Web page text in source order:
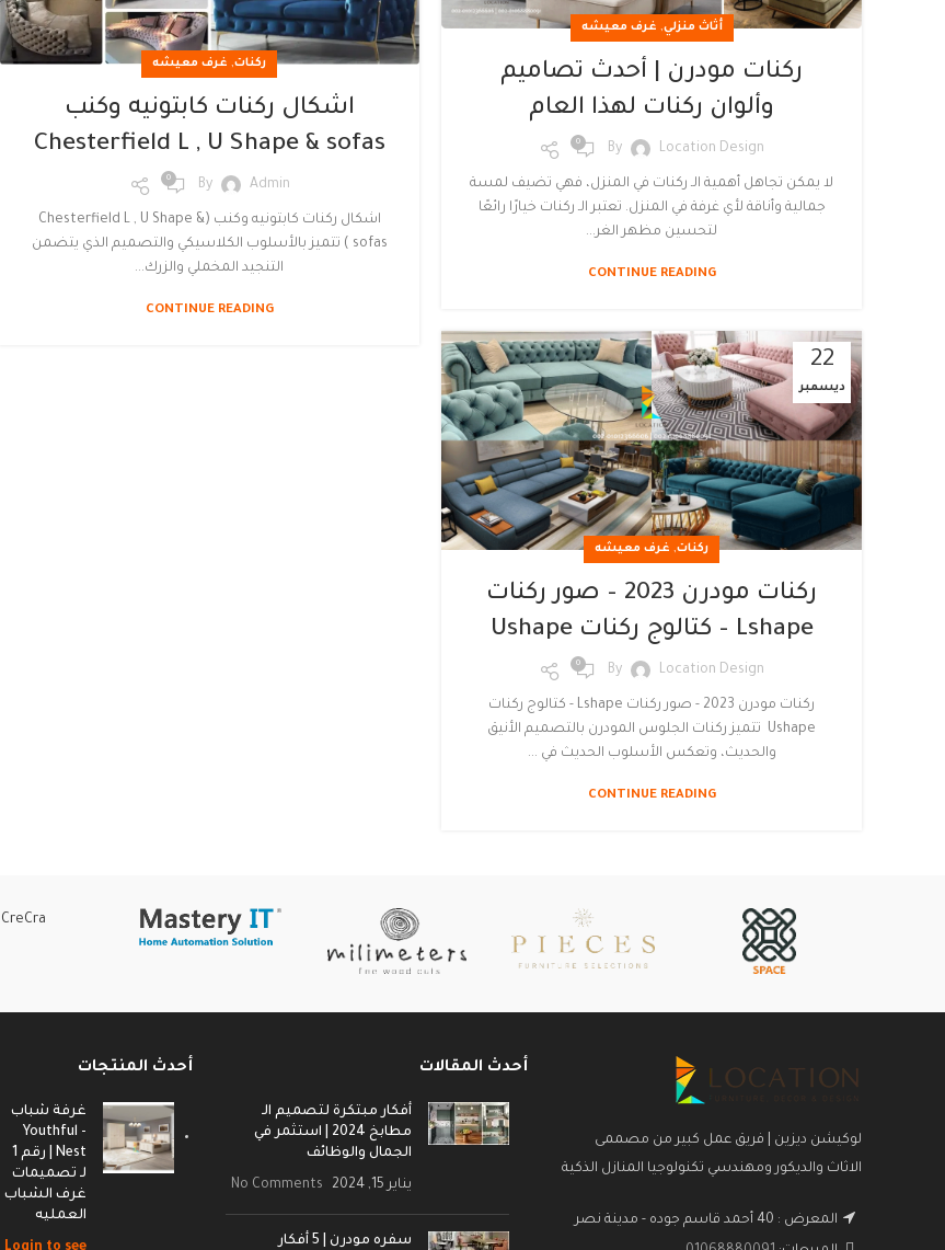
أثاث منزلي, غرف معيشه
ركنات مودرن | أحدث تصاميم
وألوان ركنات لهذا العام
By Location Design
0
لا يمكن تجاهل أهمية الـ ركنات في المنزل، فهي تضيف لمسة
جمالية وأناقة لأي غرفة في المنزل. تعتبر الـ ركنات خيارًا رائعًا
لتحسين مظهر الغر...
CONTINUE READING
ركنات, غرف معيشه
اشكال ركنات كابتونيه وكنب
Chesterfield L , U Shape & sofas
By Admin
0
اشكال ركنات كابتونيه وكنب (Chesterfield L , U Shape &
sofas ) تتميز بالأسلوب الكلاسيكي والتصميم الذي يتضمن
التنجيد المخملي والزرك...
CONTINUE READING
22
ديسمبر
ركنات, غرف معيشه
ركنات مودرن 2023 – صور ركنات
Lshape – كتالوج ركنات Ushape
By Location Design
0
ركنات مودرن 2023 - صور ركنات Lshape - كتالوج ركنات
Ushape تتميز ركنات الجلوس المودرن بالتصميم الأنيق
والحديث، وتعكس الأسلوب الحديث في ...
CONTINUE READING
CreCra
لوكيشن ديزين | فريق عمل كبير من مصممى
الاثاث والديكور ومهندسي تكنولوجيا المنازل الذكية
المعرض : 40 أحمد قاسم جوده - مدينة نصر
أحدث المقالات
أفكار مبتكرة لتصميم الـ
مطابخ 2024 | استثمر في
الجمال والوظائف
يناير 15, 2024 No Comments
سفره مودرن | 5 أفكار
أحدث المنتجات
غرفة شباب
- Youthful
Nest | رقم 1
لـ تصميمات
غرف الشباب
العمليه